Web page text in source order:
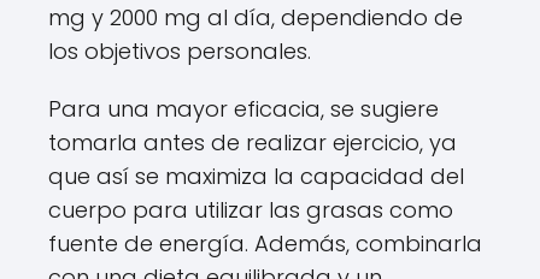
mg y 2000 mg al día, dependiendo de
los objetivos personales.
Para una mayor eficacia, se sugiere
tomarla antes de realizar ejercicio, ya
que así se maximiza la capacidad del
cuerpo para utilizar las grasas como
fuente de energía. Además, combinarla